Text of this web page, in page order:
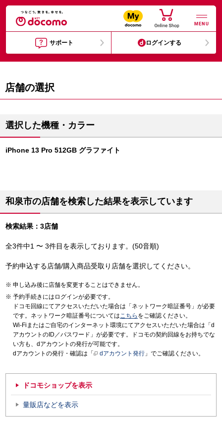
MENU
サポート ログインする
店舗の選択
選択した機種・カラー
iPhone 13 Pro 512GB グラファイト
和泉市の店舗を検索した結果を表示しています
検索結果：3店舗
全3件中1 〜 3件目を表示しております。(50音順)
予約申込する店舗/購入商品受取り店舗を選択してください。
申し込み後に店舗を変更することはできません。
予約手続きにはログインが必要です。
ドコモ回線にてアクセスいただいた場合は「ネットワーク暗証番号」が必要
です。ネットワーク暗証番号についてはこちら をご確認ください。
Wi-Fiまたはご自宅のインターネット環境にてアクセスいただいた場合は「d
アカウントのID／パスワード」が必要です。ドコモの契約回線をお持ちでな
い方も、dアカウントの発行が可能です。
dアカウントの発行・確認は「
dアカウント発行 」でご確認ください。
ドコモショップを表示
量販店などを表示